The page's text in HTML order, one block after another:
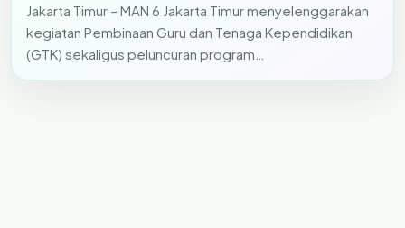
Jakarta Timur – MAN 6 Jakarta Timur menyelenggarakan
kegiatan Pembinaan Guru dan Tenaga Kependidikan
(GTK) sekaligus peluncuran program…